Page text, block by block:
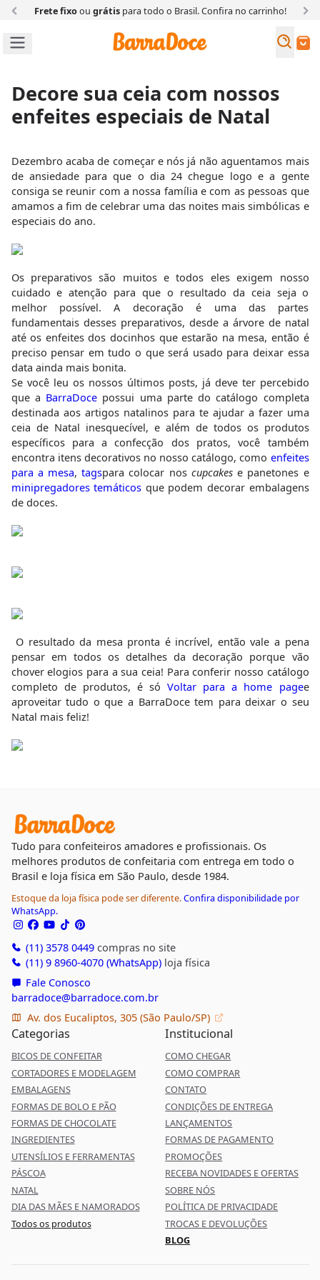
Frete fixoou grátispara todo o Brasil. Confira no carrinho!
Buscar
Decore sua ceia com nossos
enfeites especiais de Natal
Dezembro acaba de começar e nós já não aguentamos mais
de ansiedade para que o dia 24 chegue logo e a gente
consiga se reunir com a nossa família e com as pessoas que
amamos a fim de celebrar uma das noites mais simbólicas e
especiais do ano.
Os preparativos são muitos e todos eles exigem nosso
cuidado e atenção para que o resultado da ceia seja o
melhor possível. A decoração é uma das partes
fundamentais desses preparativos, desde a árvore de natal
até os enfeites dos docinhos que estarão na mesa, então é
preciso pensar em tudo o que será usado para deixar essa
data ainda mais bonita.
Se você leu os nossos últimos posts, já deve ter percebido
que a BarraDoce possui uma parte do catálogo completa
destinada aos artigos natalinos para te ajudar a fazer uma
ceia de Natal inesquecível, e além de todos os produtos
específicos para a confecção dos pratos, você também
encontra itens decorativos no nosso catálogo, como enfeites
para a mesa,tagspara colocar nos cupcakese panetones e
minipregadores temáticos que podem decorar embalagens
de doces.
O resultado da mesa pronta é incrível, então vale a pena
pensar em todos os detalhes da decoração porque vão
chover elogios para a sua ceia! Para conferir nosso catálogo
completo de produtos, é sóVoltar para a home pagee
aproveitar tudo o que a BarraDoce tem para deixar o seu
Natal mais feliz!
Tudo para confeiteiros amadores e profissionais. Os
melhores produtos de confeitaria com entrega em todo o
Brasil e loja física em São Paulo, desde 1984.
Estoque da loja física pode ser diferente.Confira disponibilidade por
WhatsApp.
(11) 3578 0449compras no site
(11) 9 8960-4070 (WhatsApp)loja física
Fale Conosco
barradoce@barradoce.com.br
Av. dos Eucaliptos, 305 (São Paulo/SP)
Categorias
BICOS DE CONFEITAR
CORTADORES E MODELAGEM
EMBALAGENS
FORMAS DE BOLO E PÃO
FORMAS DE CHOCOLATE
INGREDIENTES
UTENSÍLIOS E FERRAMENTAS
PÁSCOA
NATAL
DIA DAS MÃES E NAMORADOS
Todos os produtos
Institucional
COMO CHEGAR
COMO COMPRAR
CONTATO
CONDIÇÕES DE ENTREGA
LANÇAMENTOS
FORMAS DE PAGAMENTO
PROMOÇÕES
RECEBA NOVIDADES E OFERTAS
SOBRE NÓS
POLÍTICA DE PRIVACIDADE
TROCAS E DEVOLUÇÕES
BLOG